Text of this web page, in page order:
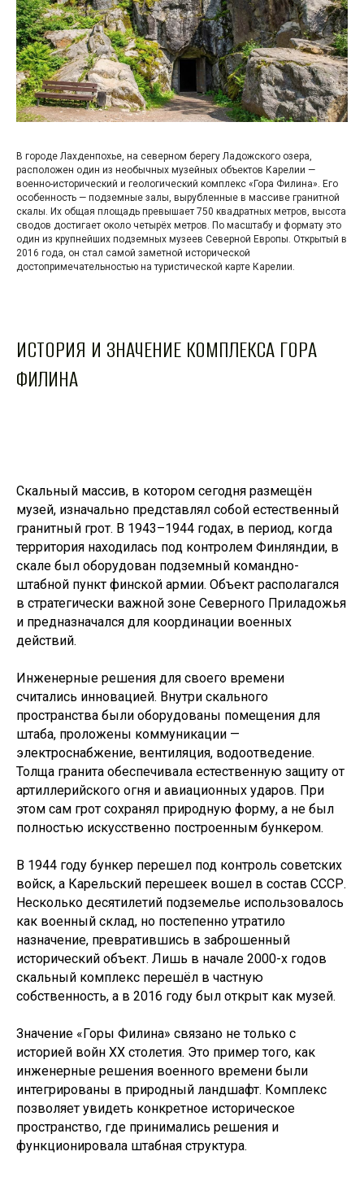
В городе Лахденпохье, на северном берегу Ладожского озера,
расположен один из необычных музейных объектов Карелии —
военно-исторический и геологический комплекс «Гора Филина». Его
особенность — подземные залы, вырубленные в массиве гранитной
скалы. Их общая площадь превышает 750 квадратных метров, высота
сводов достигает около четырёх метров. По масштабу и формату это
один из крупнейших подземных музеев Северной Европы. Открытый в
2016 года, он стал самой заметной исторической
достопримечательностью на туристической карте Карелии.
ИСТОРИЯ И ЗНАЧЕНИЕ КОМПЛЕКСА ГОРА
ФИЛИНА
Скальный массив, в котором сегодня размещён
музей, изначально представлял собой естественный
гранитный грот. В 1943–1944 годах, в период, когда
территория находилась под контролем Финляндии, в
скале был оборудован подземный командно-
штабной пункт финской армии. Объект располагался
в стратегически важной зоне Северного Приладожья
и предназначался для координации военных
действий.
Инженерные решения для своего времени
считались инновацией. Внутри скального
пространства были оборудованы помещения для
штаба, проложены коммуникации —
электроснабжение, вентиляция, водоотведение.
Толща гранита обеспечивала естественную защиту от
артиллерийского огня и авиационных ударов. При
этом сам грот сохранял природную форму, а не был
полностью искусственно построенным бункером.
В 1944 году бункер перешел под контроль советских
войск, а Карельский перешеек вошел в состав СССР.
Несколько десятилетий подземелье использовалось
как военный склад, но постепенно утратило
назначение, превратившись в заброшенный
исторический объект. Лишь в начале 2000-х годов
скальный комплекс перешёл в частную
собственность, а в 2016 году был открыт как музей.
Значение «Горы Филина» связано не только с
историей войн XX столетия. Это пример того, как
инженерные решения военного времени были
интегрированы в природный ландшафт. Комплекс
позволяет увидеть конкретное историческое
пространство, где принимались решения и
функционировала штабная структура.